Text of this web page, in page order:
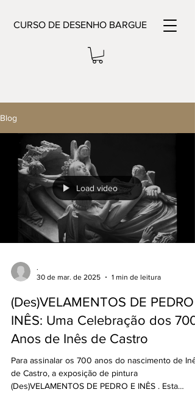
CURSO DE DESENHO BARGUE
Blog
Load video
.
30 de mar. de 2025
1 min de leitura
(Des)VELAMENTOS DE PEDRO
INÊS: Uma Celebração dos 700
Anos de Inês de Castro
Para assinalar os 700 anos do nascimento de
de Castro, a exposição de pintura
(Des)VELAMENTOS DE PEDRO E INÊS . Esta